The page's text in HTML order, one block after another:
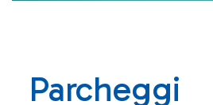
Parcheggi